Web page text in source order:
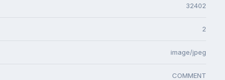
32402
2
image/jpeg
COMMENT